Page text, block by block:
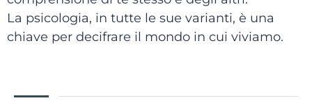
La psicologia, in tutte le sue varianti, è una
chiave per decifrare il mondo in cui viviamo.